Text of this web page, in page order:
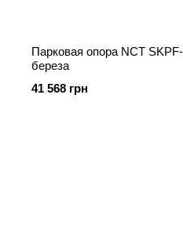
Парковая опора NCT
береза
41 568 грн